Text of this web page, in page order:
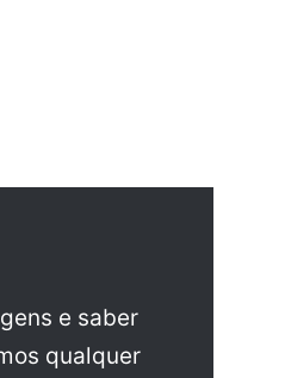
e saber
qualquer